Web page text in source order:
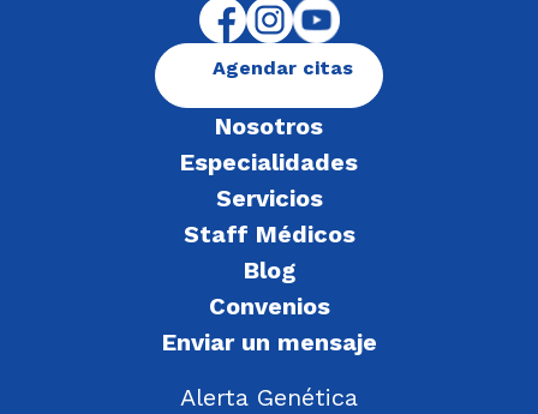
Nosotros
Especialidades
Servicios
Staff Médicos
Blog
Convenios
Enviar un mensaje
Alerta Genética
Agendar citas